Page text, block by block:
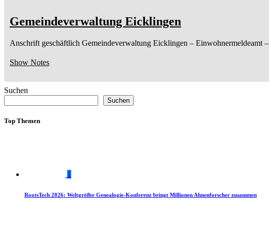
Gemeindeverwaltung Eicklingen
Anschrift geschäftlich Gemeindeverwaltung Eicklingen – Einwohnermeldeamt –
Show Notes
Suchen
Suchen
Top Themen
1
RootsTech 2026: Weltgrößte Genealogie-Konferenz bringt Millionen Ahnenforscher zusammen